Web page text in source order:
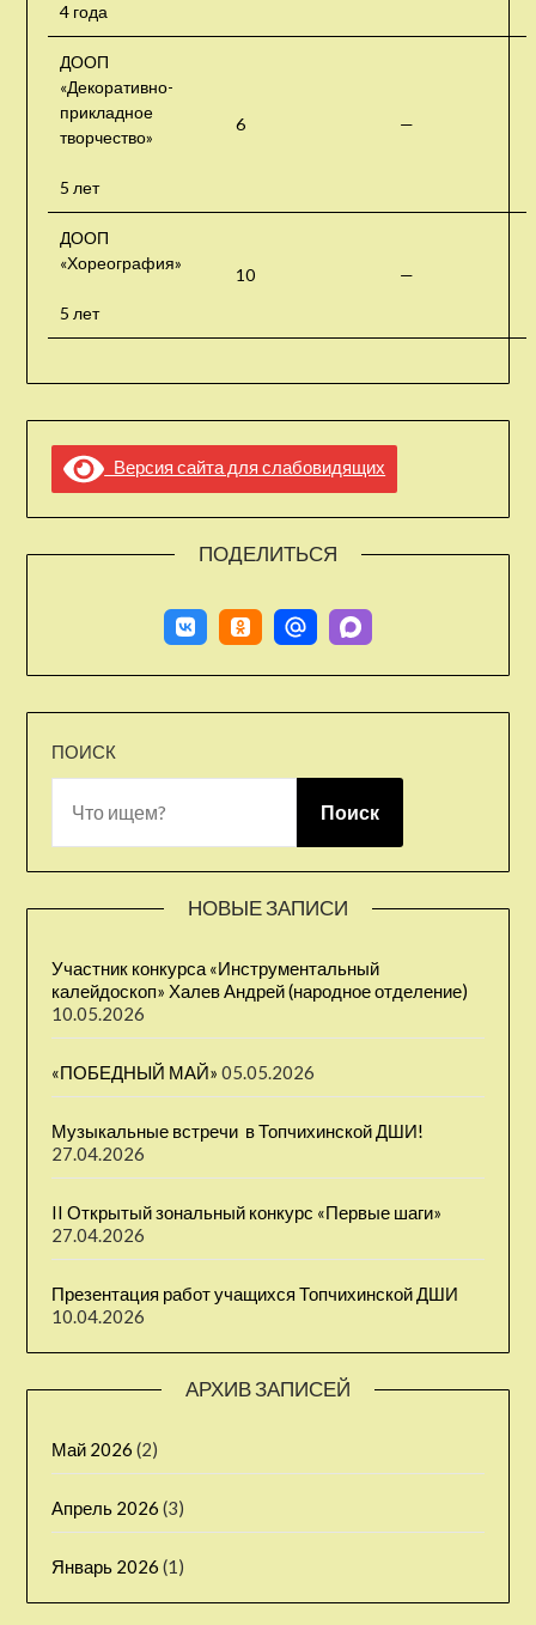
4 года
ДООП
«Декоративно-
прикладное
творчество»
5 лет
6 —
ДООП
«Хореография»
5 лет
10 —
Версия сайта для слабовидящих
ПОДЕЛИТЬСЯ
ПОИСК
Поиск
НОВЫЕ ЗАПИСИ
Участник конкурса «Инструментальный
калейдоскоп» Халев Андрей (народное отделение)
10.05.2026
«ПОБЕДНЫЙ МАЙ» 05.05.2026
Музыкальные встречи ⁣ в Топчихинской ДШИ!
27.04.2026
II Открытый зональный конкурс «Первые шаги» ⁣
27.04.2026
Презентация работ учащихся Топчихинской ДШИ
10.04.2026
АРХИВ ЗАПИСЕЙ
Май 2026 (2)
Апрель 2026 (3)
Январь 2026 (1)